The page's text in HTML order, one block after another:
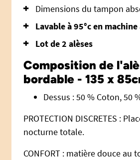
Dimensions du tampon
Lavable à 95°c en machine
Lot de 2 alèses
Composition de
bordable - 135 x
Dessus : 50 % Coton, 50
PROTECTION DISCRETES :
nocturne totale.
CONFORT : matière douce